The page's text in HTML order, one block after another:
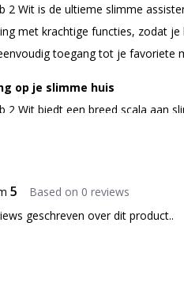
2 Wit is de ultieme slimme
met krachtige functies, zodat
toegang tot je favoriete
op je slimme huis
2 Wit biedt een breed scala aan
7-inch touchscreen display is
series, of het volgen van je
elk modern huis.
5 Based on 0 reviews
geschreven over dit product..